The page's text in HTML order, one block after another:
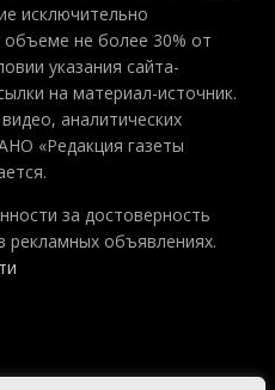
исключительно
не более 30% от
указания сайта-
на материал-источник.
аналитических
«Редакция газеты
за достоверность
объявлениях.